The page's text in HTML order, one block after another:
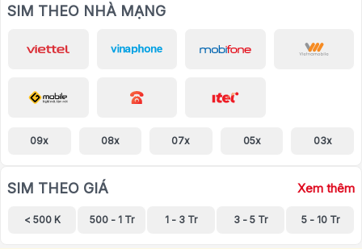
SIM THEO NHÀ MẠNG
09x 08x 07x 05x 03x
SIM THEO GIÁ Xem thêm
< 500 K 500 - 1 Tr 1 - 3 Tr 3 - 5 Tr 5 - 10 Tr